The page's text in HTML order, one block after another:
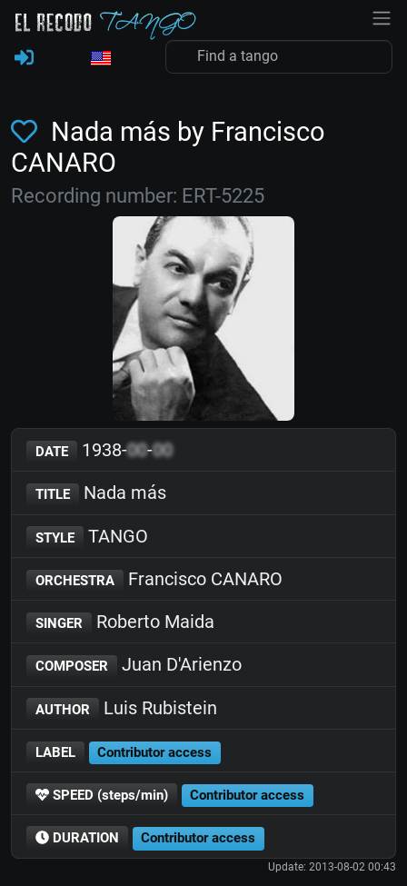
Nada más by Francisco
CANARO
Recording number: ERT-5225
DATE 1938-00-00
TITLE Nada más
STYLE TANGO
ORCHESTRA Francisco CANARO
SINGER Roberto Maida
COMPOSER Juan D'Arienzo
AUTHOR Luis Rubistein
LABEL Contributor access
SPEED (steps/min) Contributor access
DURATION Contributor access
Update: 2013-08-02 00:43